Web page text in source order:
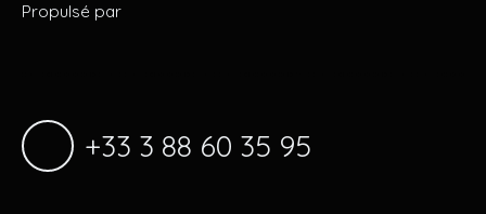
Propulsé par
+33 3 88 60 35 95